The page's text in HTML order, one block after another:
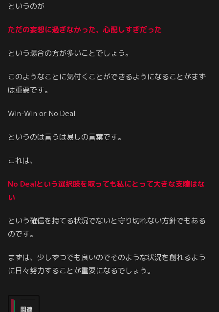
というのが
ただの妄想に過ぎなかった、心配しすぎだった
という場合の方が多いことでしょう。
このようなことに気付くことができるようになることがまず
は重要です。
Win-Win or No Deal
というのは言うは易しの言葉です。
これは、
No Dealという選択肢を取っても私にとって大きな支障はな
い
という確信を持てる状況でないと守り切れない方針でもある
のです。
まずは、少しずつでも良いのでそのような状況を創れるよう
に日々努力することが重要になるでしょう。
関連